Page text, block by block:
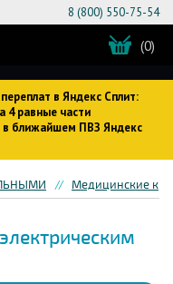
в Яндекс Сплит:
4 равные части
в ближайшем ПВЗ Яндекс
8 (800) 550-75-54
(0)
Медицинские